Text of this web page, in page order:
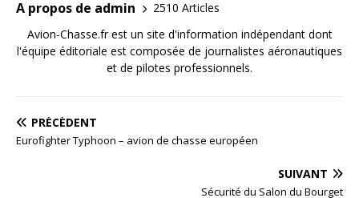
A propos de admin
2510 Articles
Avion-Chasse.fr est un site d'information indépendant dont
l'équipe éditoriale est composée de journalistes aéronautiques
et de pilotes professionnels.
PRÉCÉDENT
Eurofighter Typhoon – avion de chasse européen
SUIVANT
Sécurité du Salon du Bourget